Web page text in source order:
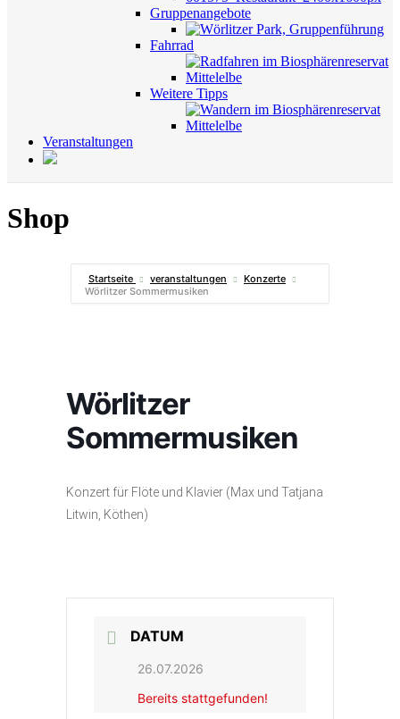
Gruppenangebote
Fahrrad
Weitere Tipps
Veranstaltungen
Shop
Startseite veranstaltungen
Konzerte
Wörlitzer Sommermusiken
Wörlitzer
Sommermusiken
Konzert für Flöte und Klavier (Max und Tatjana
Litwin, Köthen)
DATUM
26.07.2026
Bereits stattgefunden!